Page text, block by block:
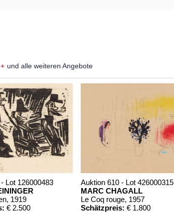
+ und alle weiteren Angebote
Lot 126000483
, 1919
€ 2.500
Auktion 610 - Lot 426000315
MARC CHAGALL
Le Coq rouge, 1957
Schätzpreis: € 1.800